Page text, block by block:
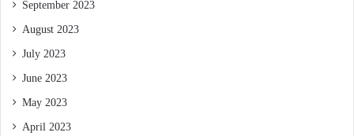
September 2023
August 2023
July 2023
June 2023
May 2023
April 2023